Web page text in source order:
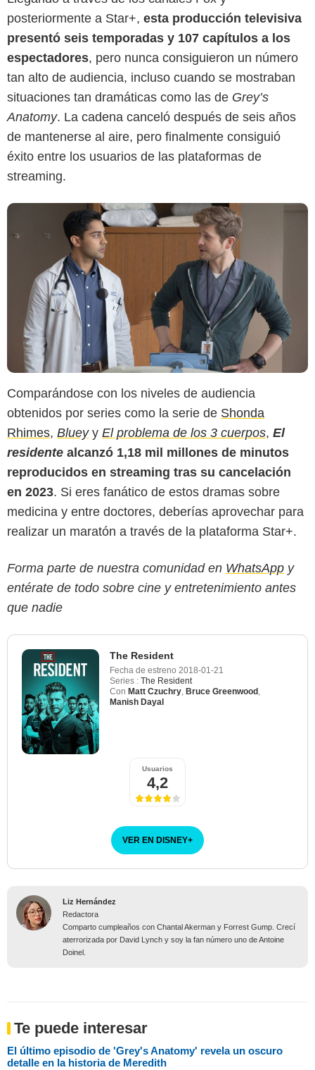
posteriormente a Star+, esta producción televisiva
presentó seis temporadas y 107 capítulos a los
espectadores, pero nunca consiguieron un número
tan alto de audiencia, incluso cuando se mostraban
situaciones tan dramáticas como las de Grey’s
Anatomy. La cadena canceló después de seis años
de mantenerse al aire, pero finalmente consiguió
éxito entre los usuarios de las plataformas de
streaming.
FOX
Comparándose con los niveles de audiencia
obtenidos por series como la serie de Shonda
Rhimes, Bluey y El problema de los 3 cuerpos, El
residente alcanzó 1,18 mil millones de minutos
reproducidos en streaming tras su cancelación
en 2023. Si eres fanático de estos dramas sobre
medicina y entre doctores, deberías aprovechar para
realizar un maratón a través de la plataforma Star+.
Forma parte de nuestra comunidad en WhatsApp y
entérate de todo sobre cine y entretenimiento antes
que nadie
The Resident
Fecha de estreno 2018-01-21
Series : The Resident
Con Matt Czuchry, Bruce Greenwood ,
Manish Dayal
Usuarios
4,2
VER EN DISNEY+
Liz Hernández
Redactora
Comparto cumpleaños con Chantal Akerman y Forrest Gump. Crecí
aterrorizada por David Lynch y soy la fan número uno de Antoine
Doinel.
Te puede interesar
El último episodio de 'Grey's Anatomy' revela un oscuro
detalle en la historia de Meredith